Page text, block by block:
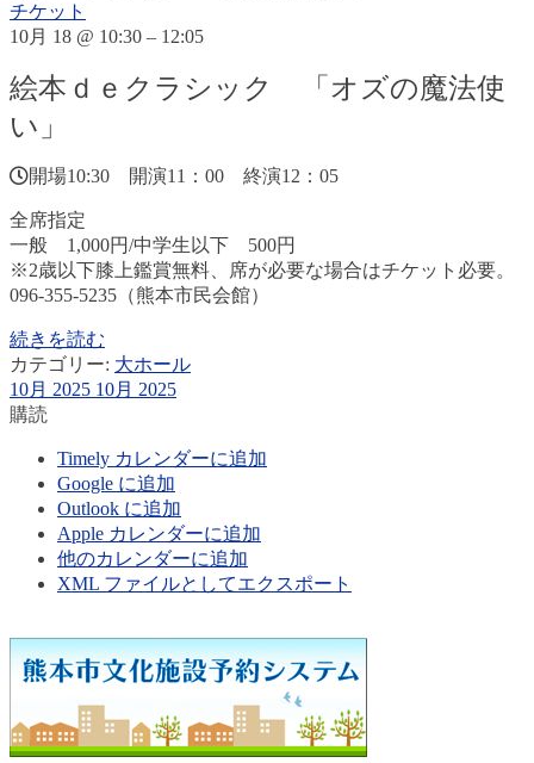
チケット
10月 18 @ 10:30 – 12:05
絵本ｄｅクラシック 「オズの魔法使
い」
開場10:30 開演11：00 終演12：05
全席指定
一般 1,000円/中学生以下 500円
※2歳以下膝上鑑賞無料、席が必要な場合はチケット必要。
096-355-5235（熊本市民会館）
続きを読む
カテゴリー: 大ホール
10月 2025 10月 2025
購読
Timely カレンダーに追加
Google に追加
Outlook に追加
Apple カレンダーに追加
他のカレンダーに追加
XML ファイルとしてエクスポート